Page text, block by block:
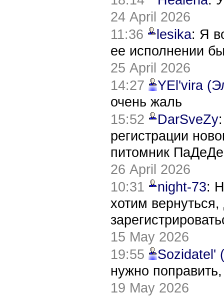
24 April 2026
11:36
lesika: Я
ее исполнении
25 April 2026
14:27
YEl'vira
очень жаль
15:52
DarSveZy
регистрации
питомник
26 April 2026
10:31
night-73:
хотим
15 May 2026
19:55
Sozidatel'
нужно
19 May 2026